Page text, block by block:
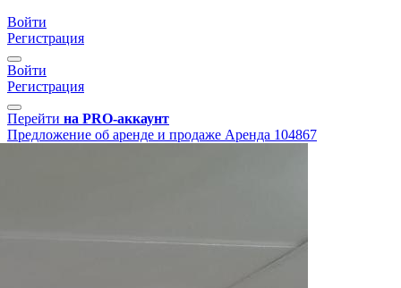
Войти
Регистрация
Войти
Регистрация
Перейти на PRO-аккаунт
Предложение об аренде и продаже Аренда 104867